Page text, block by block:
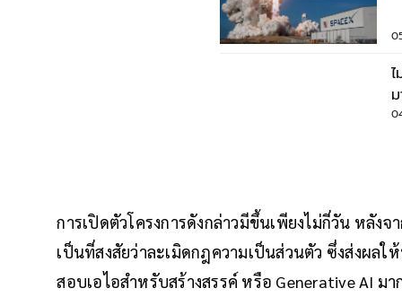
การเปิดตัวโครงการดังกล่าวมีขึ้นเพียงไม่กี่วัน หลังจ
เป็นที่สงสัยว่าละเมิดกฎความเป็นส่วนตัว ซึ่งส่งผล
สอบเอไอสำหรับสร้างสรรค์ หรือ Generative AI ม